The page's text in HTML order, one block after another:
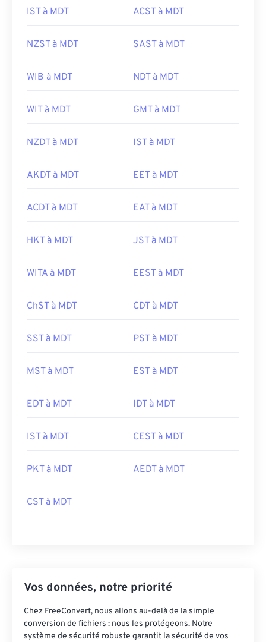
IST à MDT ACST à MDT
NZST à MDT SAST à MDT
WIB à MDT NDT à MDT
WIT à MDT GMT à MDT
NZDT à MDT IST à MDT
AKDT à MDT EET à MDT
ACDT à MDT EAT à MDT
HKT à MDT JST à MDT
WITA à MDT EEST à MDT
ChST à MDT CDT à MDT
SST à MDT PST à MDT
MST à MDT EST à MDT
EDT à MDT IDT à MDT
IST à MDT CEST à MDT
PKT à MDT AEDT à MDT
CST à MDT
Vos données, notre priorité
Chez FreeConvert, nous allons au-delà de la simple
conversion de fichiers : nous les protégeons. Notre
système de sécurité robuste garantit la sécurité de vos